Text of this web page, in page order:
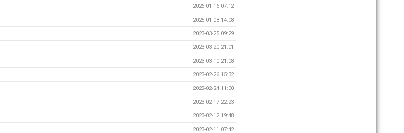
2026-01-16 07:12
2025-01-08 14:08
2023-03-25 09:29
2023-03-20 21:01
2023-03-10 21:08
2023-02-26 15:32
2023-02-24 11:00
2023-02-17 22:23
2023-02-12 19:48
2023-02-11 07:42